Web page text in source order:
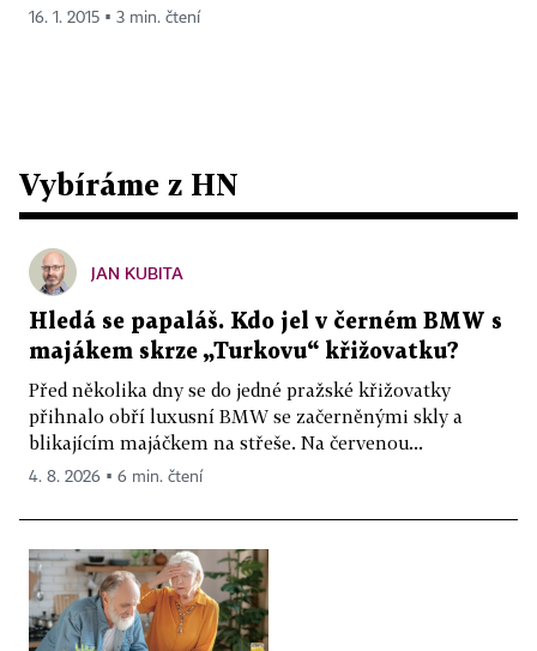
16. 1. 2015 ▪ 3 min. čtení
Vybíráme z HN
JAN KUBITA
Hledá se papaláš. Kdo jel v černém BMW s
majákem skrze „Turkovu“ křižovatku?
Před několika dny se do jedné pražské křižovatky
přihnalo obří luxusní BMW se začerněnými skly a
blikajícím majáčkem na střeše. Na červenou...
4. 8. 2026 ▪ 6 min. čtení